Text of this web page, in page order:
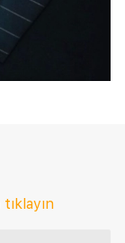
tıklayın